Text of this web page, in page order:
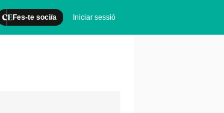
Fes-te soci/a Iniciar sessió